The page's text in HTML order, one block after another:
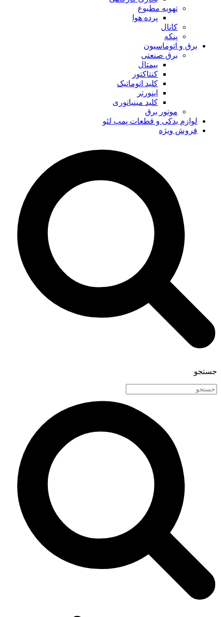
تهویه مطبوع
پرده هوا
کانال
پنکه
برق و اتوماسیون
برق صنعتی
بیمتال
کنتاکتور
کلید اتوماتیک
اینورتر
کلید مینیاتوری
موتور برق
لوازم یدکی و قطعات پمپ لئو
فروش ویژه
جستجو